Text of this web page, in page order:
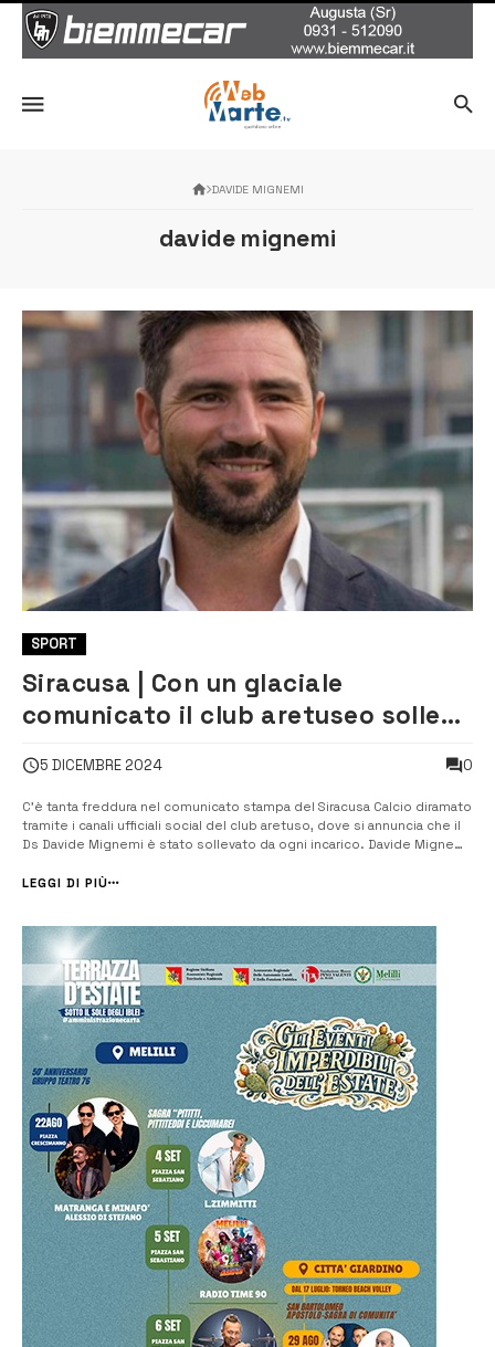
DAVIDE MIGNEMI
davide mignemi
SPORT
Siracusa | Con un glaciale
comunicato il club aretuseo solleva
5 DICEMBRE 2024 0
C’è tanta freddura nel comunicato stampa del Siracusa Calcio diramato
tramite i canali ufficiali social del club aretuso, dove si annuncia che il
Ds Davide Mignemi è stato sollevato da ogni incarico. Davide Mignemi,
2025), società che milita in Lega Pro Girone B, lo scorso [&hell...
LEGGI DI PIÙ